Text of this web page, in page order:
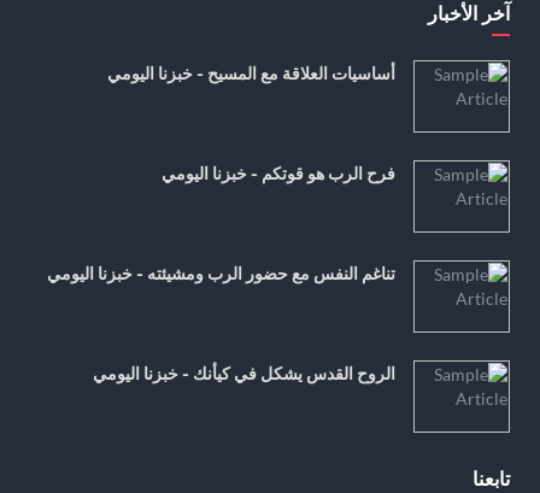
آخر الأخبار
أساسيات العلاقة مع المسيح - خبزنا اليومي
فرح الرب هو قوتكم - خبزنا اليومي
تناغم النفس مع حضور الرب ومشيئته - خبزنا اليومي
الروح القدس يشكل في كيأنك - خبزنا اليومي
تابعنا